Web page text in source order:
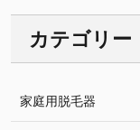
カテゴリー
家庭用脱毛器